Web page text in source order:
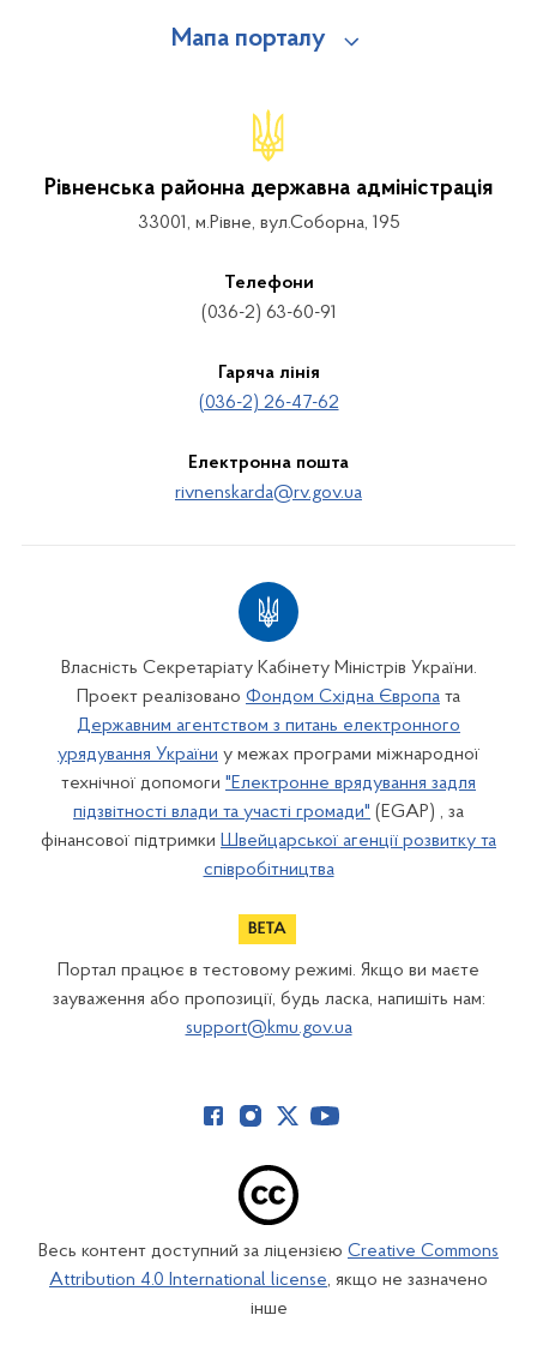
Мапа порталу
Рівненська районна державна адміністрація
33001, м.Рівне, вул.Соборна, 195
Телефони
(036-2) 63-60-91
Гаряча лінія
(036-2) 26-47-62
Електронна пошта
rivnenskarda@rv.gov.ua
Власність Секретаріату Кабінету Міністрів України.
Проект реалізовано Фондом Східна Європа та
Державним агентством з питань електронного
урядування України у межах програми міжнародної
технічної допомоги "Електронне врядування задля
підзвітності влади та участі громади" (EGAP) , за
фінансової підтримки Швейцарської агенції розвитку та
співробітництва
Портал працює в тестовому режимі. Якщо ви маєте
зауваження або пропозиції, будь ласка, напишіть нам:
support@kmu.gov.ua
Весь контент доступний за ліцензією Creative Commons
Attribution 4.0 International license, якщо не зазначено
інше